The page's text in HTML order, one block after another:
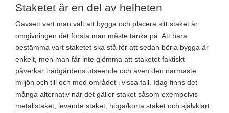
Staketet är en del av helheten
Oavsett vart man valt att bygga och placera sitt staket är
omgivningen det första man måste tänka på. Att bara
bestämma vart staketet ska stå för att sedan börja bygga är
enkelt, men man får inte glömma att staketet faktiskt
påverkar trädgårdens utseende och även den närmaste
miljön och till och med området i vissa fall. Idag finns det
många alternativ när det gäller staket såsom exempelvis
metallstaket, levande staket, höga/korta staket och självklart